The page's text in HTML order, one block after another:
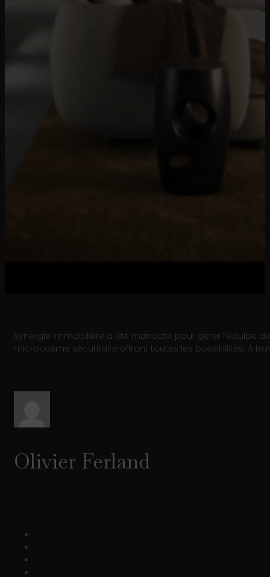
Synergie Immobilière a été mandaté pour gérer l’équipe
microcosme sécuritaire offrant toutes les possibilités. À
Olivier Ferland